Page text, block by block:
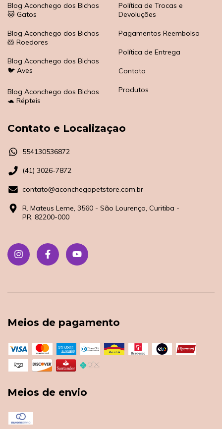
Blog Aconchego dos Bichos
🐱 Gatos
Blog Aconchego dos Bichos
🐹 Roedores
Blog Aconchego dos Bichos
🐦 Aves
Blog Aconchego dos Bichos
🐢 Répteis
Política de Trocas e
Devoluções
Pagamentos Reembolso
Política de Entrega
Contato
Produtos
Contato e Localizaçao
554130536872
(41) 3026-7872
contato@aconchegopetstore.com.br
R. Mateus Leme, 3560 - São Lourenço, Curitiba -
PR, 82200-000
Meios de pagamento
Meios de envio